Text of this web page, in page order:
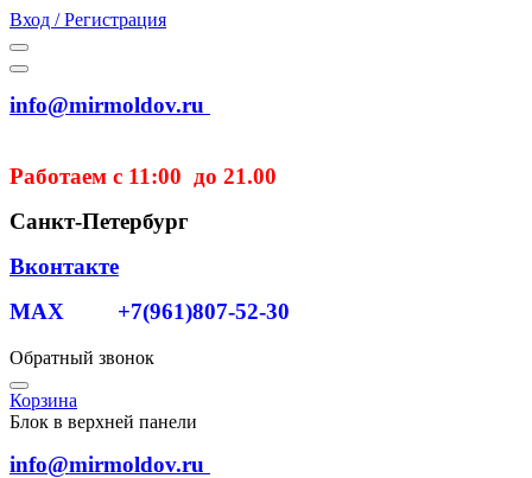
Вход / Регистрация
info@mirmoldov.ru
Работаем с 11:00 до 21.00
Санкт-Петербург
Вконтакте
MAX +7(961)807-52-30
Обратный звонок
Корзина
Блок в верхней панели
info@mirmoldov.ru